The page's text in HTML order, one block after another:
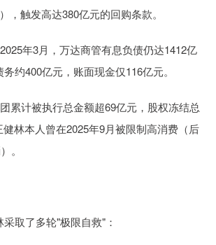
，触发高达380亿元的回购条款。
年3月，万达商管有息负债仍达1412亿
约400亿元，账面现金仅116亿元。
累计被执行总金额超69亿元，股权冻结总
林本人曾在2025年9月被限制高消费（后
。
取了多轮"极限自救"：